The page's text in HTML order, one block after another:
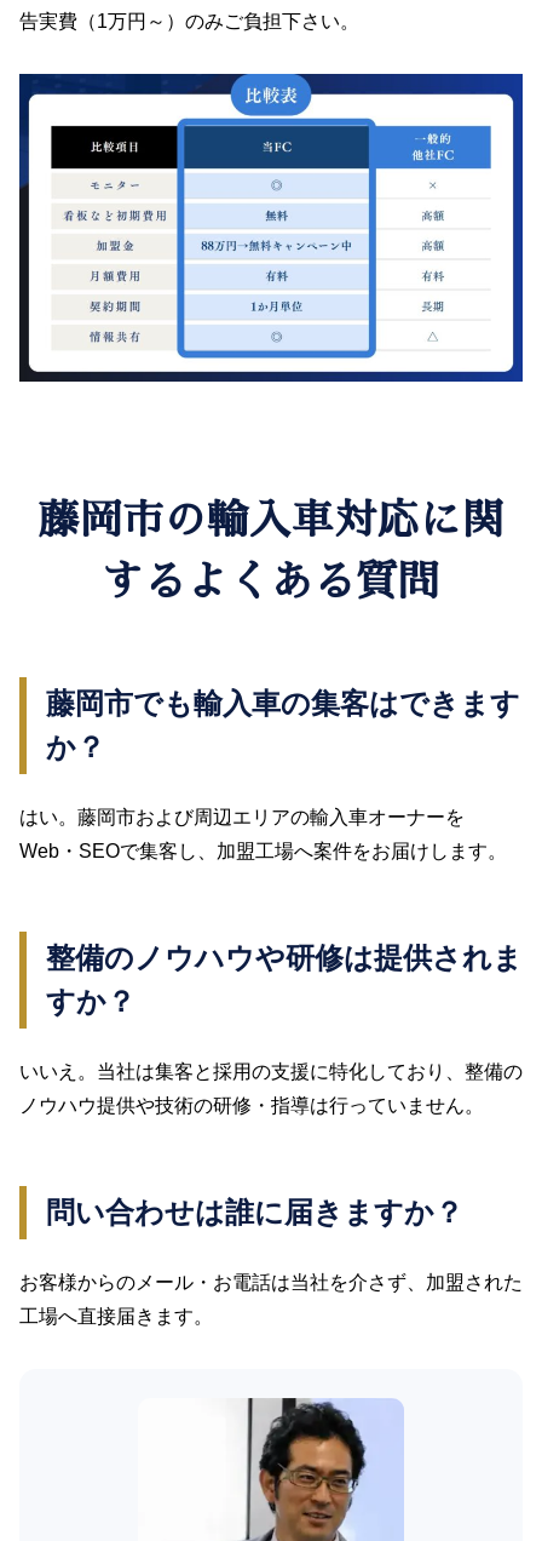
告実費（1万円～）のみご負担下さい。
藤岡市の輸入車対応に関
するよくある質問
藤岡市でも輸入車の集客はできます
か？
はい。藤岡市および周辺エリアの輸入車オーナーを
Web・SEOで集客し、加盟工場へ案件をお届けします。
整備のノウハウや研修は提供されま
すか？
いいえ。当社は集客と採用の支援に特化しており、整備の
ノウハウ提供や技術の研修・指導は行っていません。
問い合わせは誰に届きますか？
お客様からのメール・お電話は当社を介さず、加盟された
工場へ直接届きます。